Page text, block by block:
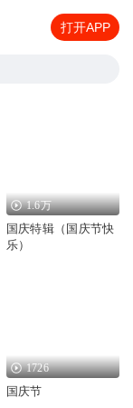
打开APP
1.6万
国庆特辑（国庆节快
乐）
1726
国庆节